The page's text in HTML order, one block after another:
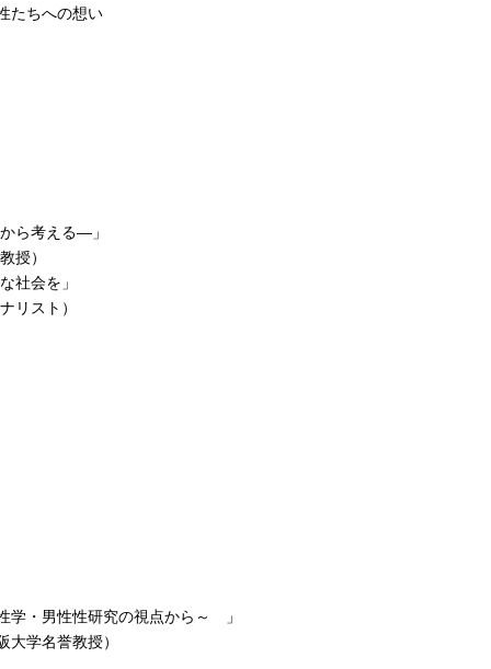
たちへの想い
ら考える―」
）
会を」
スト）
学・男性性研究の視点から～ 」
学名誉教授）